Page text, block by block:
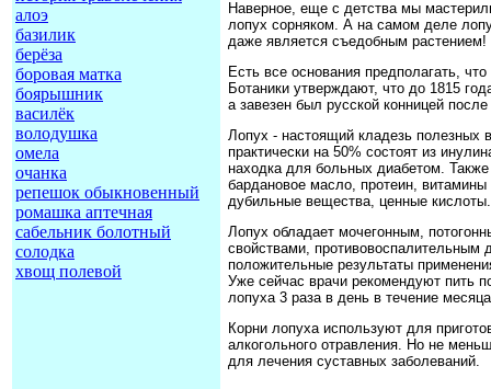
алоэ
базилик
берёза
боровая матка
боярышник
василёк
володушка
омела
очанка
репешок обыкновенный
ромашка аптечная
сабельник болотный
солодка
хвощ полевой
Наверное, еще с детства мы
лопух сорняком. А на самом деле
даже является съедобным растением!
Есть все основания предполагать,
Ботаники утверждают, что до 1815
а завезен был русской конницей
Лопух - настоящий кладезь полезных
практически на 50% состоят из
находка для больных диабетом.
бардановое масло, протеин,
дубильные вещества, ценные кислоты.
Лопух обладает мочегонным,
свойствами, противовоспалительным
положительные результаты
Уже сейчас врачи рекомендуют пить
лопуха 3 раза в день в течение
Корни лопуха используют для
алкогольного отравления. Но не
для лечения суставных заболеваний.